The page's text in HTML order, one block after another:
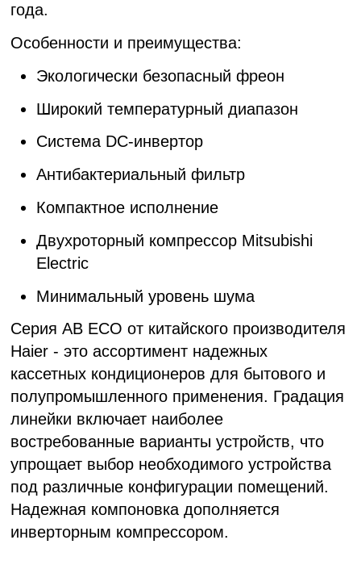
года.
Особенности и преимущества:
Экологически безопасный фреон
Широкий температурный диапазон
Система DC-инвертор
Антибактериальный фильтр
Компактное исполнение
Двухроторный компрессор Mitsubishi
Electric
Минимальный уровень шума
Серия AB ECO от китайского производителя
Haier - это ассортимент надежных
кассетных кондиционеров для бытового и
полупромышленного применения. Градация
линейки включает наиболее
востребованные варианты устройств, что
упрощает выбор необходимого устройства
под различные конфигурации помещений.
Надежная компоновка дополняется
инверторным компрессором.